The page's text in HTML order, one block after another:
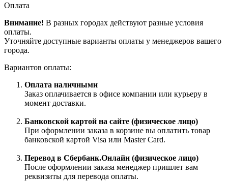
Оплата
Внимание! В разных городах действуют разные условия
оплаты.
Уточняйте доступные варианты оплаты у менеджеров вашего
города.
Вариантов оплаты:
Оплата наличными
Заказ оплачивается в офисе компании или курьеру в
момент доставки.
Банковской картой на сайте (физическое лицо)
При оформлении заказа в корзине вы оплатить товар
банковской картой Visa или Master Card.
Перевод в Сбербанк.Онлайн (физическое лицо)
После оформлении заказа менеджер пришлет вам
реквизиты для перевода оплаты.